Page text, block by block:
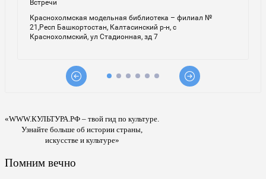
«WWW.КУЛЬТУРА.РФ – твой гид по культуре.
Узнайте больше об истории страны,
искусстве и культуре»
Помним вечно